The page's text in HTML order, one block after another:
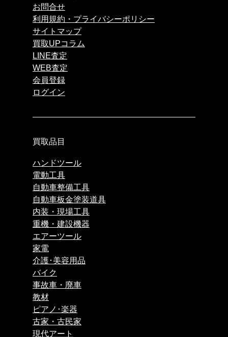
お問合せ
利用規約・プライバシーポリシー
サイトマップ
買取UPコラム
LINE査定
WEB査定
会員登録
ログイン
買取品目
ハンドツール
電動工具
自動車整備工具
自動車板金塗装道具
内装・現場工具
重機・建設機器
エアーツール
家電
介護･美容用品
バイク
事故車・廃車
教材
ピアノ･楽器
古家・古民家
現代アート